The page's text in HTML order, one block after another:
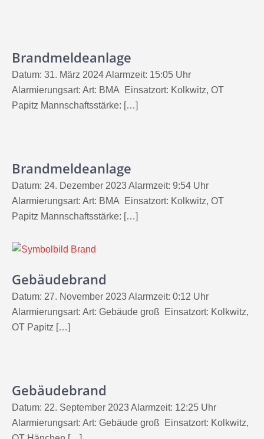
Brandmeldeanlage
Datum: 31. März 2024 Alarmzeit: 15:05 Uhr
Alarmierungsart: Art: BMA Einsatzort: Kolkwitz, OT
Papitz Mannschaftsstärke: […]
Brandmeldeanlage
Datum: 24. Dezember 2023 Alarmzeit: 9:54 Uhr
Alarmierungsart: Art: BMA Einsatzort: Kolkwitz, OT
Papitz Mannschaftsstärke: […]
Gebäudebrand
Datum: 27. November 2023 Alarmzeit: 0:12 Uhr
Alarmierungsart: Art: Gebäude groß Einsatzort: Kolkwitz,
OT Papitz […]
Gebäudebrand
Datum: 22. September 2023 Alarmzeit: 12:25 Uhr
Alarmierungsart: Art: Gebäude groß Einsatzort: Kolkwitz,